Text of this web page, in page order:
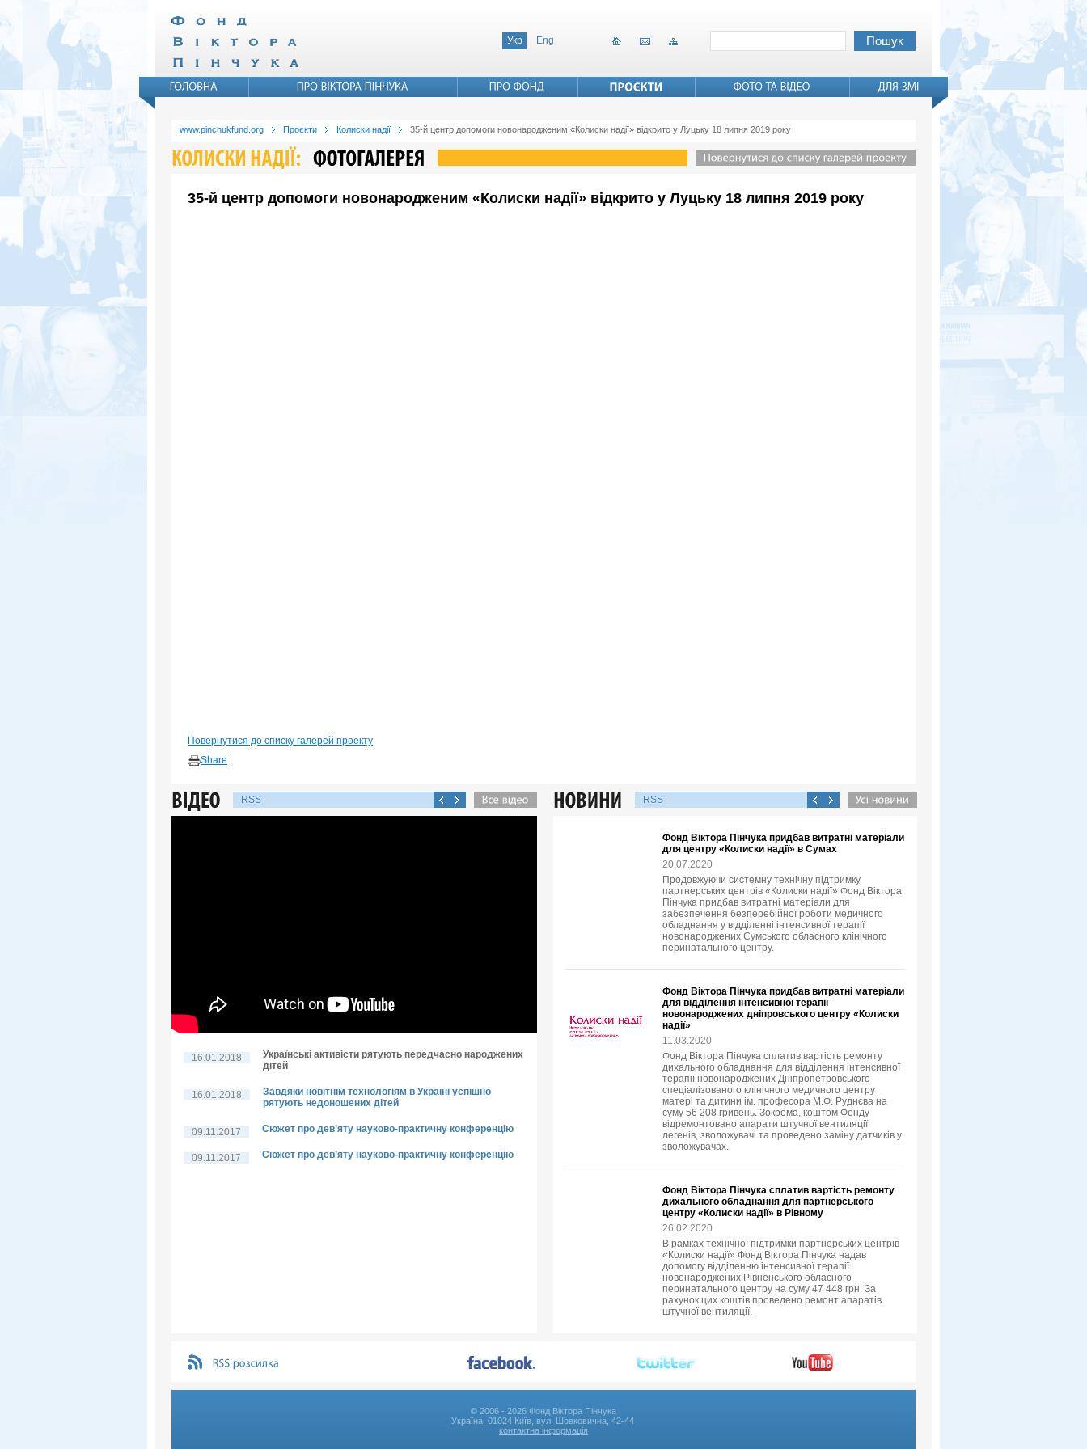
Укр Eng
www.pinchukfund.org Проєкти Колиски надії 35-й центр допомоги новонародженим «Колиски надії» відкрито у Луцьку 18 липня 2019 року
35-й центр допомоги новонародженим «Колиски надії» відкрито у Луцьку 18 липня 2019 року
Повернутися до списку галерей проекту
Share
RSS
16.01.2018
Українські активісти рятують передчасно народжених
дітей
16.01.2018
Завдяки новітнім технологіям в Україні успішно
рятують недоношених дітей
09.11.2017 Сюжет про дев’яту науково-практичну конференцію
09.11.2017 Сюжет про дев’яту науково-практичну конференцію
RSS
Фонд Віктора Пінчука придбав витратні матеріали
для центру «Колиски надії» в Сумах
20.07.2020
Продовжуючи системну технічну підтримку
партнерських центрів «Колиски надії» Фонд Віктора
Пінчука придбав витратні матеріали для
забезпечення безперебійної роботи медичного
обладнання у відділенні інтенсивної терапії
новонароджених Сумського обласного клінічного
перинатального центру.
Фонд Віктора Пінчука придбав витратні матеріали
для відділення інтенсивної терапії
новонароджених дніпровського центру «Колиски
надії»
11.03.2020
Фонд Віктора Пінчука сплатив вартість ремонту
дихального обладнання для відділення інтенсивної
терапії новонароджених Дніпропетровського
спеціалізованого клінічного медичного центру
матері та дитини ім. професора М.Ф. Руднєва на
суму 56 208 гривень. Зокрема, коштом Фонду
відремонтовано апарати штучної вентиляції
легенів, зволожувачі та проведено заміну датчиків у
зволожувачах.
Фонд Віктора Пінчука сплатив вартість ремонту
дихального обладнання для партнерського
центру «Колиски надії» в Рівному
26.02.2020
В рамках технічної підтримки партнерських центрів
«Колиски надії» Фонд Віктора Пінчука надав
допомогу відділенню інтенсивної терапії
новонароджених Рівненського обласного
перинатального центру на суму 47 448 грн. За
рахунок цих коштів проведено ремонт апаратів
штучної вентиляції.
© 2006 - 2026 Фонд Віктора Пінчука
Україна, 01024 Київ, вул. Шовковична, 42-44
контактна інформація